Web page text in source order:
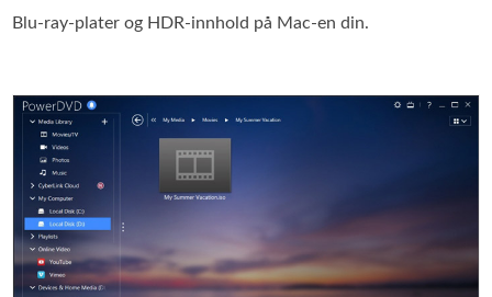
Blu‑ray‑plater og HDR‑innhold på Mac‑en din.